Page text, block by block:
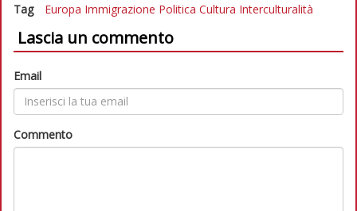
Tag
Europa Immigrazione Politica Cultura Interculturalità
Lascia un commento
Email
Commento